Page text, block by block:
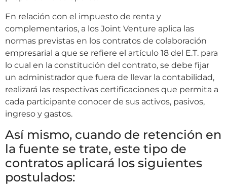
En relación con el impuesto de renta y
complementarios, a los Joint Venture aplica las
normas previstas en los contratos de colaboración
empresarial a que se refiere el artículo 18 del E.T. para
lo cual en la constitución del contrato, se debe fijar
un administrador que fuera de llevar la contabilidad,
realizará las respectivas certificaciones que permita a
cada participante conocer de sus activos, pasivos,
ingreso y gastos.
Así mismo, cuando de retención en
la fuente se trate, este tipo de
contratos aplicará los siguientes
postulados: